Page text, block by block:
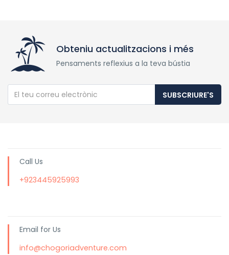
Obteniu actualitzacions i més
Pensaments reflexius a la teva bústia
SUBSCRIURE'S
Call Us
+923445925993
Email for Us
info@chogoriadventure.com